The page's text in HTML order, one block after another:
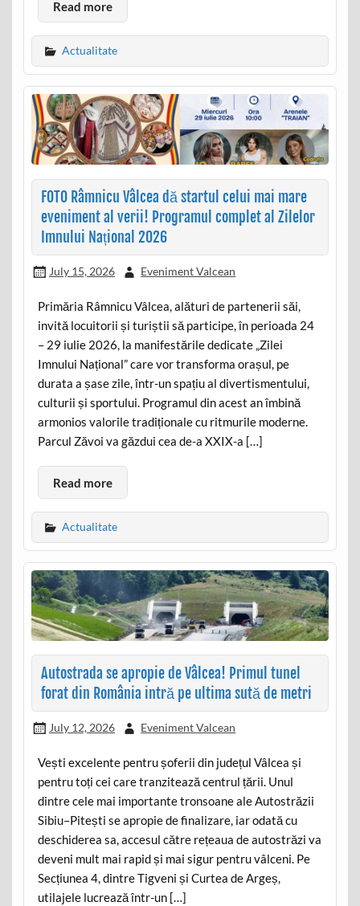
Read more
Actualitate
FOTO Râmnicu Vâlcea dă startul celui mai mare
eveniment al verii! Programul complet al Zilelor
Imnului Național 2026
July 15, 2026 Eveniment Valcean
Primăria Râmnicu Vâlcea, alături de partenerii săi,
invită locuitorii și turiștii să participe, în perioada 24
– 29 iulie 2026, la manifestările dedicate „Zilei
Imnului Național” care vor transforma orașul, pe
durata a șase zile, într-un spațiu al divertismentului,
culturii și sportului. Programul din acest an îmbină
armonios valorile tradiționale cu ritmurile moderne.
Parcul Zăvoi va găzdui cea de-a XXIX-a […]
Read more
Actualitate
Autostrada se apropie de Vâlcea! Primul tunel
forat din România intră pe ultima sută de metri
July 12, 2026 Eveniment Valcean
Vești excelente pentru șoferii din județul Vâlcea și
pentru toți cei care tranzitează centrul țării. Unul
dintre cele mai importante tronsoane ale Autostrăzii
Sibiu–Pitești se apropie de finalizare, iar odată cu
deschiderea sa, accesul către rețeaua de autostrăzi va
deveni mult mai rapid și mai sigur pentru vâlceni. Pe
Secțiunea 4, dintre Tigveni și Curtea de Argeș,
utilajele lucrează într-un […]